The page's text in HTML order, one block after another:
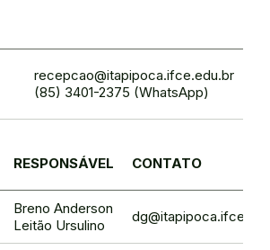
recepcao@itapipoca.ifce.edu.br
(85) 3401-2375 (WhatsApp)
RESPONSÁVEL CONTATO
Breno Anderson
Leitão Ursulino